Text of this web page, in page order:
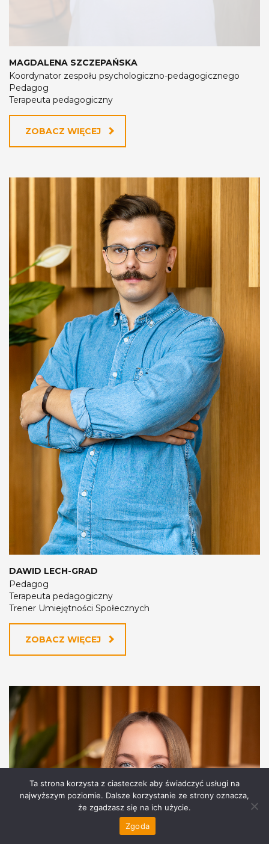
MAGDALENA SZCZEPAŃSKA
Koordynator zespołu psychologiczno-pedagogicznego
Pedagog
Terapeuta pedagogiczny
ZOBACZ WIĘCEJ
DAWID LECH-GRAD
Pedagog
Terapeuta pedagogiczny
Trener Umiejętności Społecznych
ZOBACZ WIĘCEJ
Ta strona korzysta z ciasteczek aby świadczyć usługi na
najwyższym poziomie. Dalsze korzystanie ze strony oznacza,
że zgadzasz się na ich użycie.
Zgoda